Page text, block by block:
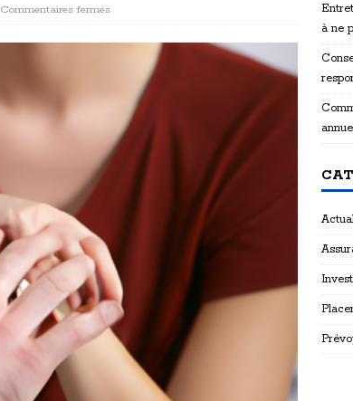
Commentaires fermés
à ne